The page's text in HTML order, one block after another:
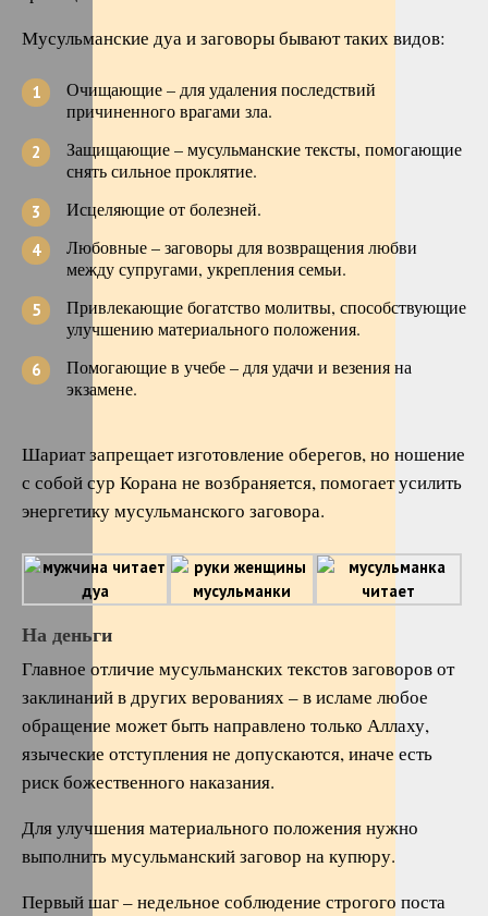
Мусульманские дуа и заговоры бывают таких видов:
Очищающие – для удаления последствий
причиненного врагами зла.
Защищающие – мусульманские тексты, помогающие
снять сильное проклятие.
Исцеляющие от болезней.
Любовные – заговоры для возвращения любви
между супругами, укрепления семьи.
Привлекающие богатство молитвы, способствующие
улучшению материального положения.
Помогающие в учебе – для удачи и везения на
экзамене.
Шариат запрещает изготовление оберегов, но ношение
с собой сур Корана не возбраняется, помогает усилить
энергетику мусульманского заговора.
На деньги
Главное отличие мусульманских текстов заговоров от
заклинаний в других верованиях – в исламе любое
обращение может быть направлено только Аллаху,
языческие отступления не допускаются, иначе есть
риск божественного наказания.
Для улучшения материального положения нужно
выполнить мусульманский заговор на купюру.
Первый шаг – недельное соблюдение строгого поста